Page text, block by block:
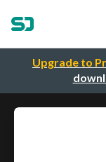
Upgrade to